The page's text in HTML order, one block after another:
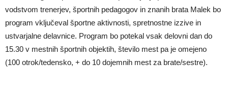
vodstvom trenerjev, športnih pedagogov in znanih brata Malek bo
program vključeval športne aktivnosti, spretnostne izzive in
ustvarjalne delavnice. Program bo potekal vsak delovni dan do
15.30 v mestnih športnih objektih, število mest pa je omejeno
(100 otrok/tedensko, + do 10 dojemnih mest za brate/sestre).